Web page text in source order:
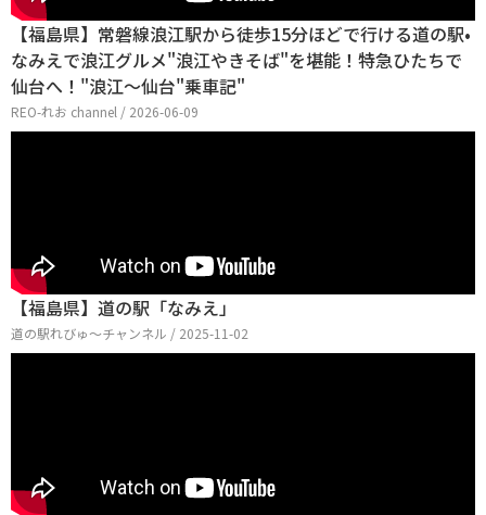
【福島県】常磐線浪江駅から徒歩15分ほどで行ける道の駅•
なみえで浪江グルメ"浪江やきそば"を堪能！特急ひたちで
仙台へ！"浪江〜仙台"乗車記"
REO-れお channel / 2026-06-09
【福島県】道の駅「なみえ」
道の駅れびゅ〜チャンネル / 2025-11-02